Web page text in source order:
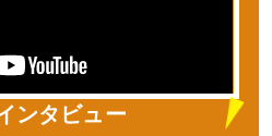
ンタビュー